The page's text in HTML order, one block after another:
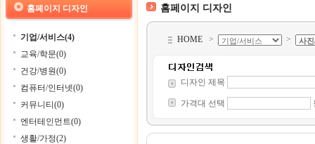
홈페이지 디자인
기업/서비스(4)
교육/학문(0)
건강/병원(0)
컴퓨터/인터넷(0)
커뮤니티(0)
엔터테인먼트(0)
생활/가정(2)
홈페이지 디자인
HOME > >
디자인 제목
가격대 선택